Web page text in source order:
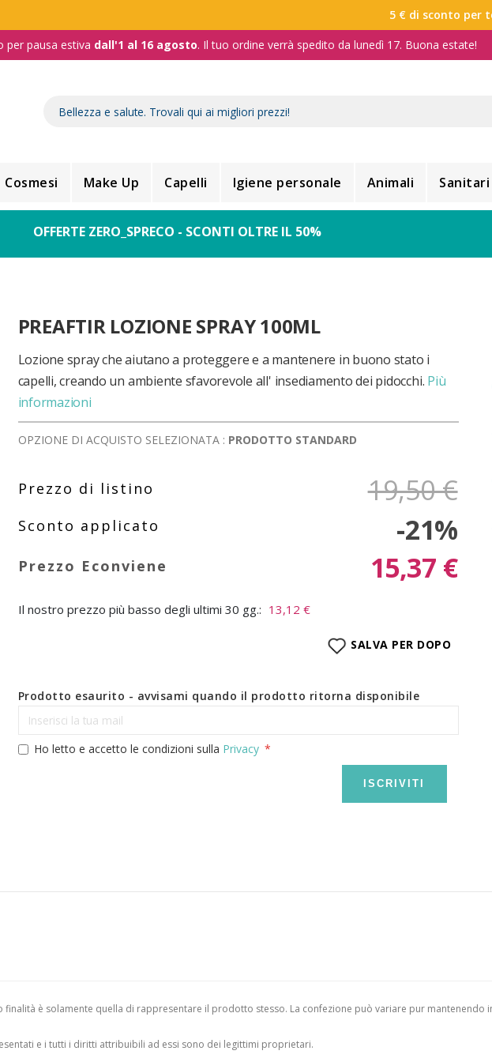
5 € di sconto per
per pausa estiva dall'1 al 16 agosto. Il tuo ordine verrà spedito da lunedì 17. Buona estate!
Cosmesi Make Up Capelli Igiene personale Animali
OFFERTE ZERO_SPRECO - SCONTI OLTRE IL 50%
PREAFTIR LOZIONE SPRAY 100ML
Lozione spray che aiutano a proteggere e a mantenere in buono stato i
capelli, creando un ambiente sfavorevole all' insediamento dei pidocchi. Più
informazioni
OPZIONE DI ACQUISTO SELEZIONATA : PRODOTTO STANDARD
19,50 €
-21%
15,37 €
Il nostro prezzo più basso degli ultimi 30 gg.: 13,12 €
SALVA PER DOPO
Prodotto esaurito - avvisami quando il prodotto ritorna disponibile
Ho letto e accetto le condizioni sulla Privacy
ISCRIVITI
è solamente quella di rappresentare il prodotto stesso. La confezione può variare pur mantenendo
e i tutti i diritti attribuibili ad essi sono dei legittimi proprietari.